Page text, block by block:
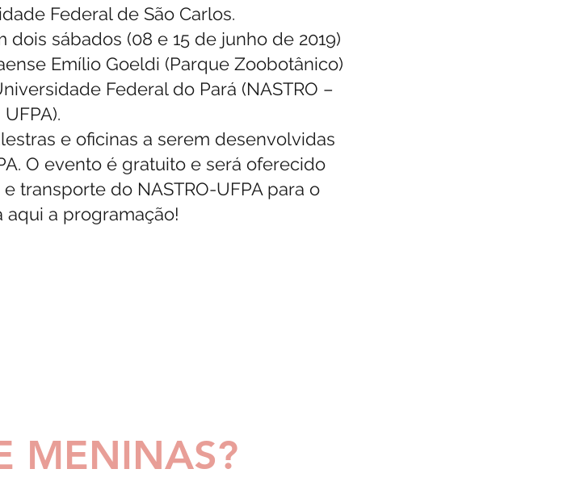
Federal de São Carlos.
sábados (08 e 15 de junho de 2019)
Emílio Goeldi (Parque Zoobotânico)
Federal do Pará (NASTRO –
UFPA).
e oficinas a serem desenvolvidas
O evento é gratuito e será oferecido
transporte do NASTRO-UFPA para o
aqui a programação!
MENINAS?